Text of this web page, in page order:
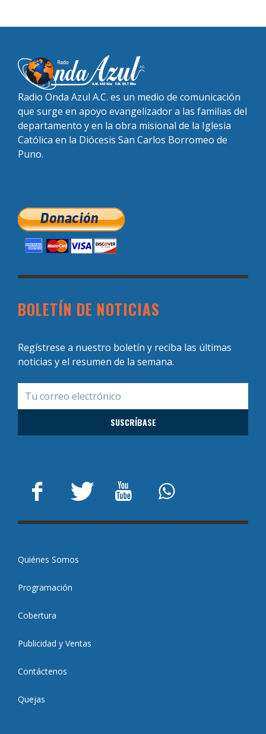
Radio Onda Azul A.C. es un medio de comunicación
que surge en apoyo evangelizador a las familias del
departamento y en la obra misional de la Iglesia
Católica en la Diócesis San Carlos Borromeo de
Puno.
BOLETÍN DE NOTICIAS
Regístrese a nuestro boletín y reciba las últimas
noticias y el resumen de la semana.
Quiénes Somos
Programación
Cobertura
Publicidad y Ventas
Contáctenos
Quejas